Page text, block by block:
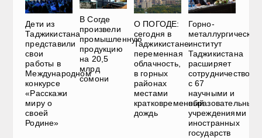
Дети из
Таджикистана
представили
свои
работы в
Международном
конкурсе
«Расскажи
миру о
своей
Родине»
В Согде
произвели
промышленную
продукцию
на 20,5
млрд
сомони
О ПОГОДЕ:
сегодня в
Таджикистане
переменная
облачность,
в горных
районах
местами
кратковременный
дождь
Горно-
металлургический
институт
Таджикистана
расширяет
сотрудничество
с 67
научными и
учреждениями
иностранных
государств